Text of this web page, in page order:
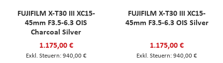
FUJIFILM X-T30 III XC15-
45mm F3.5-6.3 OIS
Charcoal Silver
1.175,00 €
940,00 €
FUJIFILM X-T30 III XC15-
45mm F3.5-6.3 OIS Silver
1.175,00 €
940,00 €